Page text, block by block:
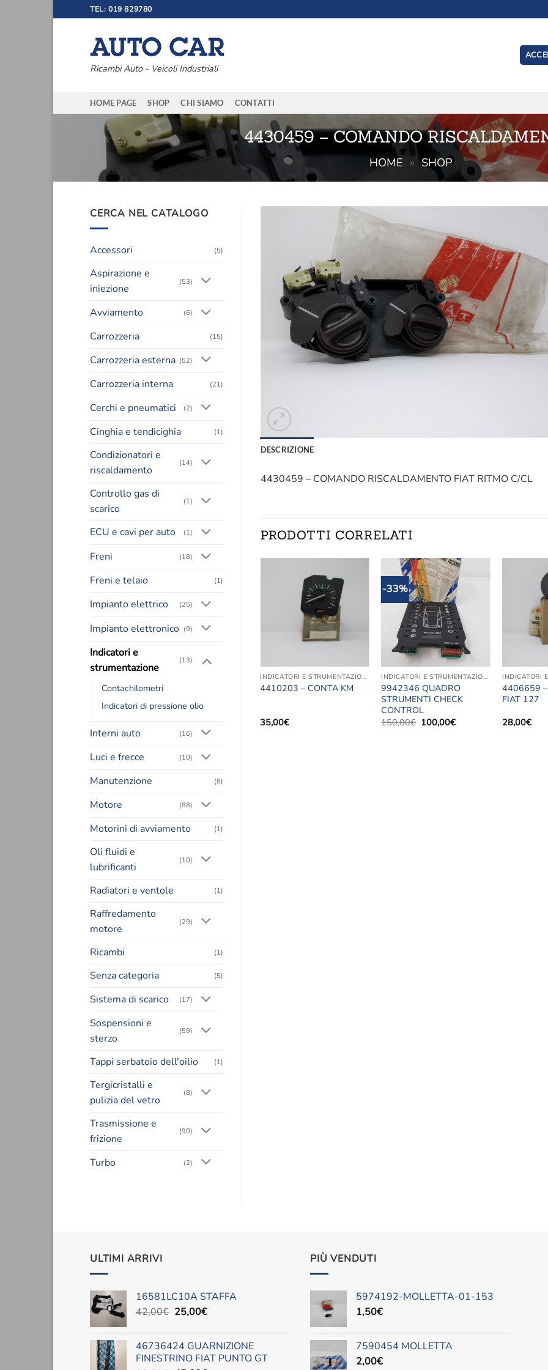
ai
TEL: 019 829780
Ricambi Auto - Veicoli Industriali
HOME PAGE SHOP CHI SIAMO CONTATTI
4430459 – COMANDO
HOME » SHOP
CERCA NEL CATALOGO
Accessori (5)
Aspirazione e
iniezione
(53)
Avviamento (6)
Carrozzeria (15)
Carrozzeria esterna (52)
Carrozzeria interna (21)
Cerchi e pneumatici (2)
Cinghia e tendicighia (1)
Condizionatori e
riscaldamento
(14)
Controllo gas di
scarico
(1)
ECU e cavi per auto (1)
Freni (18)
Freni e telaio (1)
Impianto elettrico (25)
Impianto elettronico (9)
Indicatori e
strumentazione
(13)
Contachilometri
Indicatori di pressione olio
Interni auto (16)
Luci e frecce (10)
Manutenzione (8)
Motore (88)
Motorini di avviamento (1)
Oli fluidi e
lubrificanti
(10)
Radiatori e ventole (1)
Raffredamento
motore
(29)
Ricambi (1)
Senza categoria (5)
Sistema di scarico (17)
Sospensioni e
sterzo
(59)
Tappi serbatoio dell'oilio (1)
Tergicristalli e
pulizia del vetro
(8)
Trasmissione e
frizione
(90)
Turbo (2)
alla
dei
DESCRIZIONE
4430459 – COMANDO RISCALDAMENTO FIAT RITMO C/CL
PRODOTTI CORRELATI
Aggiungi
alla lista
dei
desideri
INDICATORI E STRUMENTAZIONE
4410203 – CONTA KM
35,00€
-33%
Aggiungi
alla lista
desideri
INDICATORI E STRUMENTAZIONE
9942346 QUADRO
STRUMENTI CHECK
CONTROL
150,00€ Il
prezzo
100,00€Il
4406659 –
FIAT 127
28,00€
alla lista
dei
originale
100,00€.
prezzo
attuale
48,00€.
-57%
5956561 –
prezzo
originale
150,00€.
prezzo
65,00€.
ULTIMI ARRIVI
16581LC10A STAFFA
42,00€ Il
era:
42,00€.
25,00€Il
è:
25,00€.
46736424 GUARNIZIONE
FINESTRINO FIAT PUNTO GT
PIÙ VENDUTI
5974192-MOLLETTA-01-153
1,50€
7590454 MOLLETTA
2,00€